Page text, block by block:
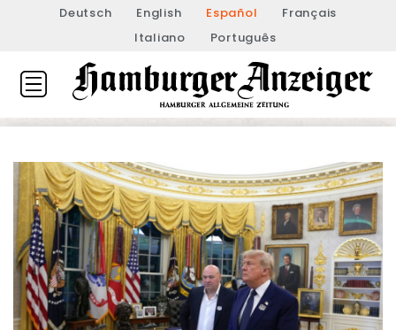
Deutsch English Español
Français
Italiano
Português